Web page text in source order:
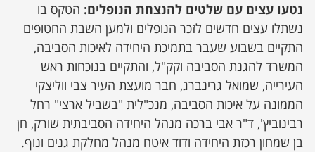
נטעו עצים עם שלטים להנצחת הנופלים: הטקס בו
נשתלו עצים חדשים לזכר הנופלים ולמען השבת החטופים
התקיים בשבוע שעבר בתמיכת היחידה לאיכות הסביבה,
המשרד להגנת הסביבה וקק"ל, והתקיים בנוכחות ראש
העירייה, שמואל גרינברג, חבר מועצת העיר צבי ווליצקי
הממונה על איכות הסביבה, מנכ"לית "בשביל ארצי" רחל
רבינוביץ', ד"ר אבי ברכה מנהל היחידה הסביבתית שורק, חן
בן שמחון רכזת היחידה ודוד איטח מנהל מחלקת גנים ונוף.